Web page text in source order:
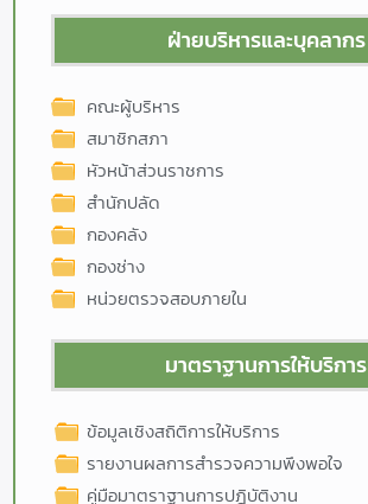
ฝ่ายบริหารและบุคลากร
คณะผู้บริหาร
สมาชิกสภา
หัวหน้าส่วนราชการ
สำนักปลัด
กองคลัง
กองช่าง
หน่วยตรวจสอบภายใน
มาตราฐานการให้บริการ
ข้อมูลเชิงสถิติการให้บริการ
รายงานผลการสำรวจความพึงพอใจ
คู่มือมาตราฐานการปฎิบัติงาน